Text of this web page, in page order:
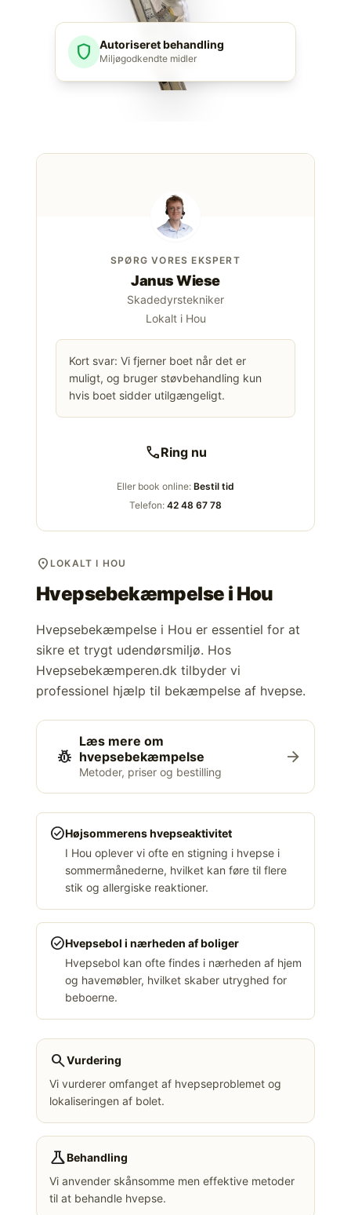
shield Autoriseret behandling
Miljøgodkendte midler
SPØRG VORES EKSPERT
Janus Wiese
Skadedyrstekniker
Lokalt i Hou
Kort svar: Vi fjerner boet når det er
muligt, og bruger støvbehandling kun
hvis boet sidder utilgængeligt.
callRing nu
Eller book online: Bestil tid
Telefon: 42 48 67 78
location_on LOKALT I HOU
Hvepsebekæmpelse i Hou
Hvepsebekæmpelse i Hou er essentiel for at
sikre et trygt udendørsmiljø. Hos
Hvepsebekæmperen.dk tilbyder vi
professionel hjælp til bekæmpelse af hvepse.
pest_control
Læs mere om
hvepsebekæmpelse
Metoder, priser og bestilling
arrow_forward
check_circleHøjsommerens hvepseaktivitet
I Hou oplever vi ofte en stigning i hvepse i
sommermånederne, hvilket kan føre til flere
stik og allergiske reaktioner.
check_circleHvepsebol i nærheden af boliger
Hvepsebol kan ofte findes i nærheden af hjem
og havemøbler, hvilket skaber utryghed for
beboerne.
searchVurdering
Vi vurderer omfanget af hvepseproblemet og
lokaliseringen af bolet.
scienceBehandling
Vi anvender skånsomme men effektive metoder
til at behandle hvepse.